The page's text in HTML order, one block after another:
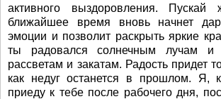
активного выздоровления.
ближайшее время вновь начнет
эмоции и позволит раскрыть яркие
ты радовался солнечным лучам и
рассветам и закатам. Радость придет
как недуг останется в прошлом. Я,
приеду к тебе после рабочего дня,